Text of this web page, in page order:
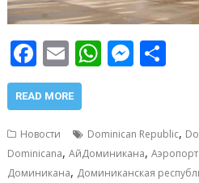
F
ac
e
b
o
E
m
ai
l
W
s
A
M
e
n
р
а
READ MORE
Новости Dominican Republic,
Dominicana,АйДоминикана,
Доминикана, Доминиканская